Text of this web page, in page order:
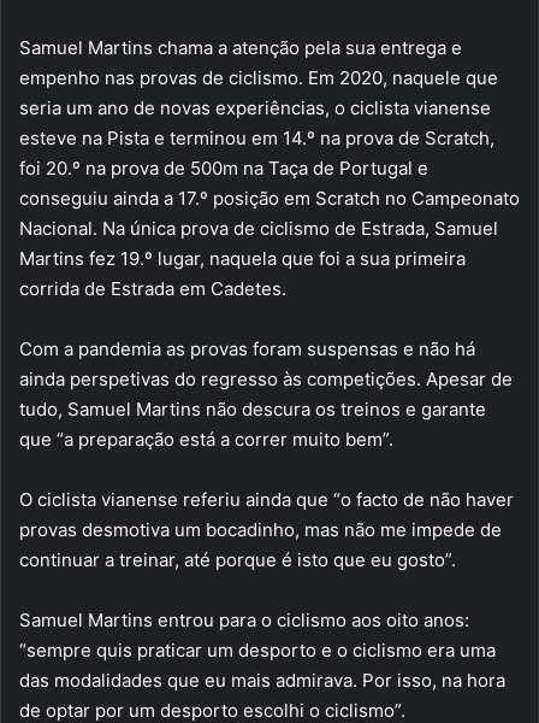
Samuel Martins chama a atenção pela sua entrega e
empenho nas provas de ciclismo. Em 2020, naquele que
seria um ano de novas experiências, o ciclista vianense
esteve na Pista e terminou em 14.º na prova de Scratch,
foi 20.º na prova de 500m na Taça de Portugal e
conseguiu ainda a 17.º posição em Scratch no Campeonato
Nacional. Na única prova de ciclismo de Estrada, Samuel
Martins fez 19.º lugar, naquela que foi a sua primeira
corrida de Estrada em Cadetes.
Com a pandemia as provas foram suspensas e não há
ainda perspetivas do regresso às competições. Apesar de
tudo, Samuel Martins não descura os treinos e garante
que “a preparação está a correr muito bem”.
O ciclista vianense referiu ainda que “o facto de não haver
provas desmotiva um bocadinho, mas não me impede de
continuar a treinar, até porque é isto que eu gosto”.
Samuel Martins entrou para o ciclismo aos oito anos:
“sempre quis praticar um desporto e o ciclismo era uma
das modalidades que eu mais admirava. Por isso, na hora
de optar por um desporto escolhi o ciclismo”.